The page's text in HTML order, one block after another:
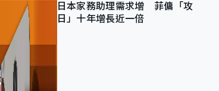
日本家務助理需求增 菲傭「攻
日」十年增長近一倍